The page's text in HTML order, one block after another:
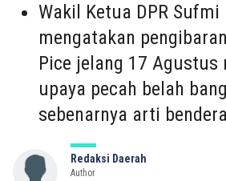
Wakil Ketua DPR Sufmi
mengatakan
Pice jelang 17 Agustus
upaya pecah belah
sebenarnya arti
Redaksi Daerah
Author